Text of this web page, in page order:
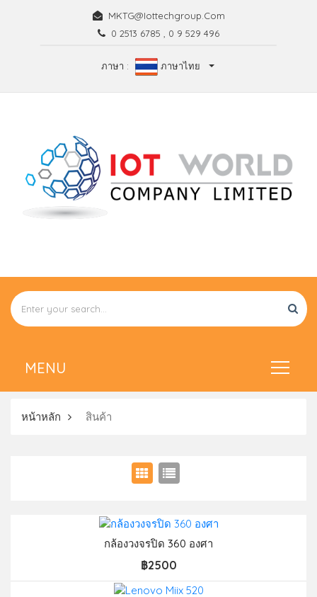
MKTG@iottechgroup.com
0 2513 6785
0 9 529 496
ภาษา : ภาษาไทย
หน้าหลัก สินค้า
กล้องวงจรปิด 360 องศา
฿2500